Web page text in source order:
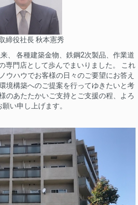
締役社長 秋本憲秀
、 各種建築金物、鉄鋼2次製品、作業道
専門店として歩んでまいりました。 これ
ウハウでお客様の日々のご要望にお答え
境構築へのご提案を行ってゆきたいと考
のあたたかいご支持とご支援の程、よろ
願い申し上げます。